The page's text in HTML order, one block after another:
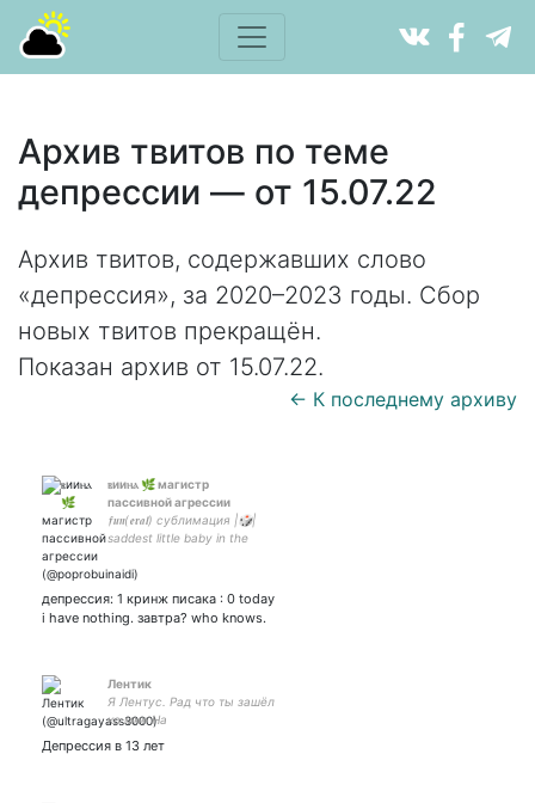
Архив твитов по теме
депрессии — от 15.07.22
Архив твитов, содержавших слово
«депрессия», за 2020–2023 годы. Сбор
новых твитов прекращён.
Показан архив от 15.07.22.
← К последнему архиву
ⲃииⲏⲁ 🌿 магистр
пассивной агрессии
𝖋𝖚𝖓(𝖊𝖗𝖆𝖑) сублимация |🎲|
saddest little baby in the
депрессия: 1 кринж писака : 0 today
i have nothing. завтра? who knows.
Лентик
Я Лентус. Рад что ты зашёл
ко мне На
Муж: Моя кинн шлюха:
Депрессия в 13 лет